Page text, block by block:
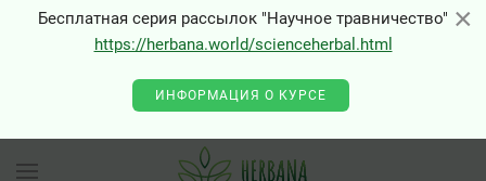
×
Бесплатная серия рассылок "Научное травничество"
https://herbana.world/scienceherbal.html
ИНФОРМАЦИЯ О КУРСЕ
×